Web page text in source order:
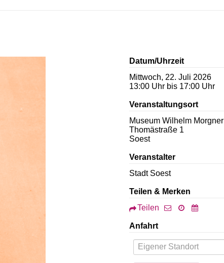
Datum/Uhrzeit
Mittwoch, 22. Juli 2026
13:00 Uhr bis 17:00 Uhr
Veranstaltungsort
Museum Wilhelm Morgner
Thomästraße 1
Soest
Veranstalter
Stadt Soest
Teilen & Merken
Teilen
Anfahrt